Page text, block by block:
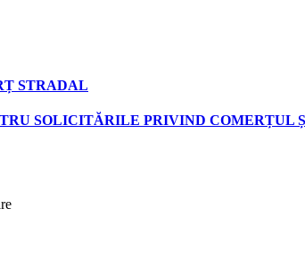
STRADAL
SOLICITĂRILE PRIVIND